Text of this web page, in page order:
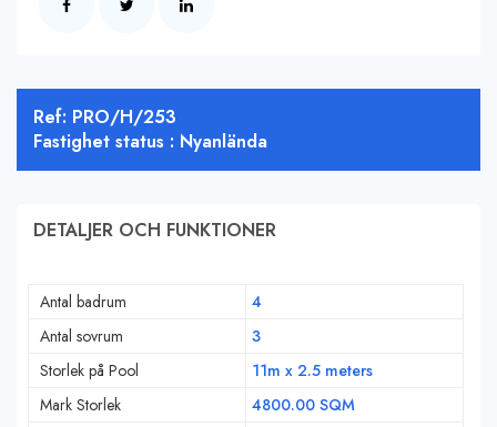
Ref: PRO/H/253
Fastighet status : Nyanlända
DETALJER OCH FUNKTIONER
Antal badrum
4
Antal sovrum
3
Storlek på Pool
11m x 2.5 meters
Mark Storlek
4800.00 SQM